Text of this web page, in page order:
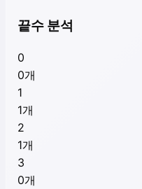
끝수 분석
0
0개
1
1개
2
1개
3
0개